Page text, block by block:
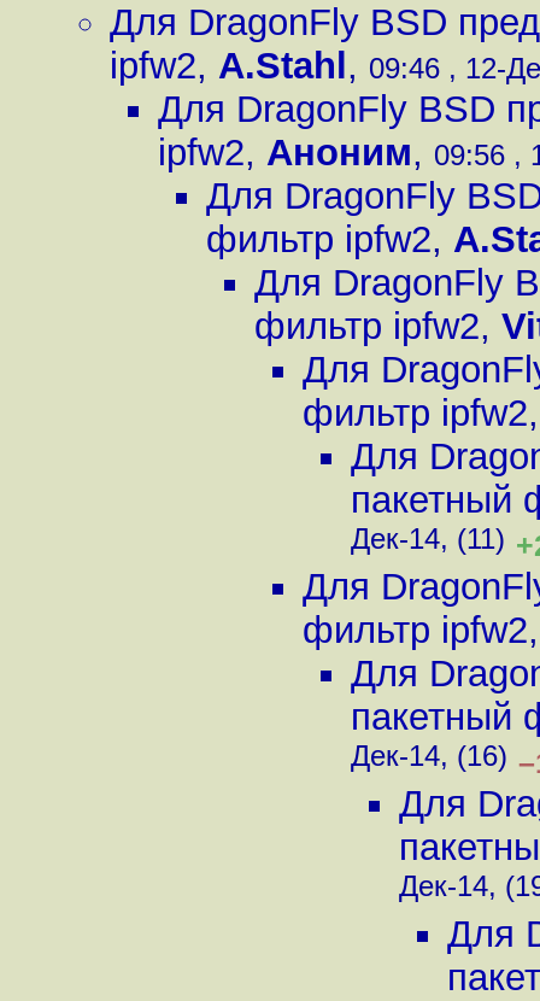
Для DragonFly BSD
ipfw2, A.Stahl , 09:46 , 12-
Для DragonFly BSD
ipfw2, Аноним, 09:56 ,
Для DragonFly
фильтр ipfw2,
Для DragonFly
фильтр ipfw2,
Для
фильтр ipfw2
Для
пакетный
Дек-14, (11)
Для
фильтр ipfw2
Для
пакетный
Дек-14, (16)
Для
Дек-14,
Для